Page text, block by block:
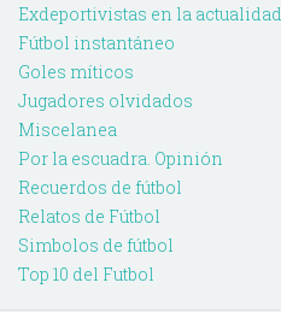
Exdeportivistas en la actualidad
Fútbol instantáneo
Goles míticos
Jugadores olvidados
Miscelanea
Por la escuadra. Opinión
Recuerdos de fútbol
Relatos de Fútbol
Simbolos de fútbol
Top 10 del Futbol